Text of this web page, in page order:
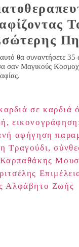
θα συναντήσετε 35
σαν Μαγικούς